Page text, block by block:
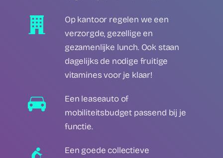
Op kantoor regelen we een
verzorgde, gezellige en
gezamenlijke lunch. Ook staan
dagelijks de nodige fruitige
vitamines voor je klaar!
Een leaseauto of
mobiliteitsbudget passend bij je
functie.
Een goede collectieve